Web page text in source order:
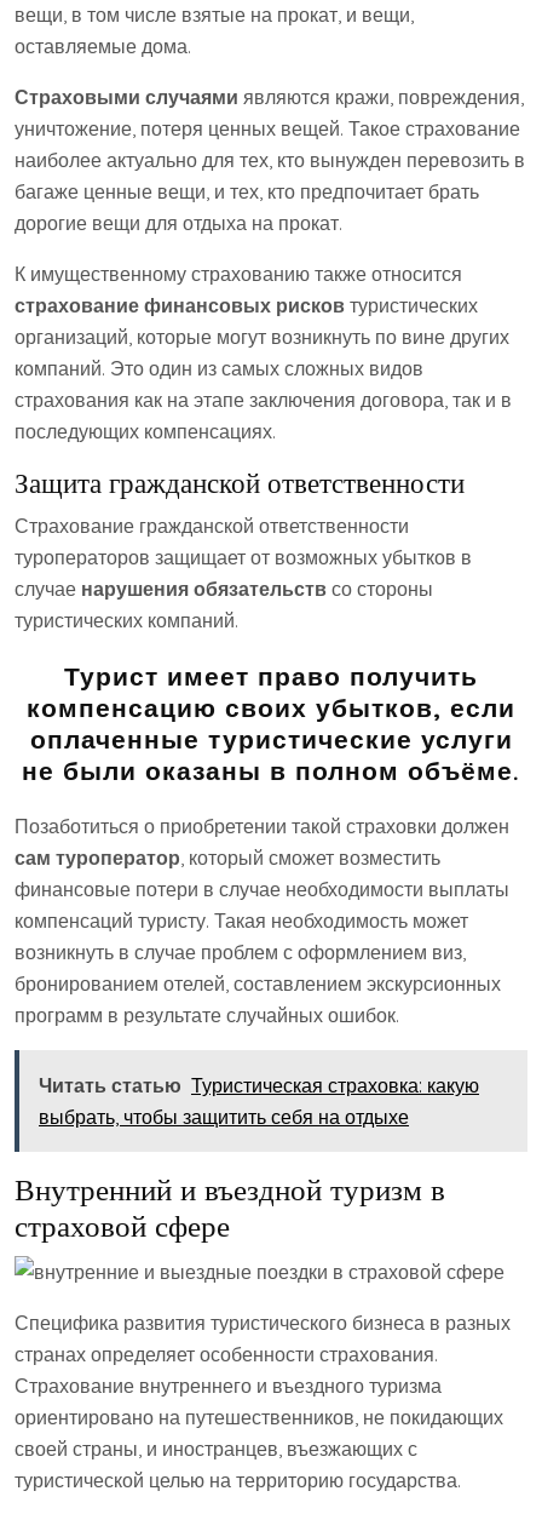
вещи, в том числе взятые на прокат, и вещи,
оставляемые дома.
Страховыми случаями являются кражи, повреждения,
уничтожение, потеря ценных вещей. Такое страхование
наиболее актуально для тех, кто вынужден перевозить в
багаже ценные вещи, и тех, кто предпочитает брать
дорогие вещи для отдыха на прокат.
К имущественному страхованию также относится
страхование финансовых рисков туристических
организаций, которые могут возникнуть по вине других
компаний. Это один из самых сложных видов
страхования как на этапе заключения договора, так и в
последующих компенсациях.
Защита гражданской ответственности
Страхование гражданской ответственности
туроператоров защищает от возможных убытков в
случае нарушения обязательств со стороны
туристических компаний.
Турист имеет право получить
компенсацию своих убытков, если
оплаченные туристические услуги
не были оказаны в полном объёме.
Позаботиться о приобретении такой страховки должен
сам туроператор , который сможет возместить
финансовые потери в случае необходимости выплаты
компенсаций туристу. Такая необходимость может
возникнуть в случае проблем с оформлением виз,
бронированием отелей, составлением экскурсионных
программ в результате случайных ошибок.
Читать статью Туристическая страховка: какую
выбрать, чтобы защитить себя на отдыхе
Внутренний и въездной туризм в
страховой сфере
Специфика развития туристического бизнеса в разных
странах определяет особенности страхования.
Страхование внутреннего и въездного туризма
ориентировано на путешественников, не покидающих
своей страны, и иностранцев, въезжающих с
туристической целью на территорию государства.